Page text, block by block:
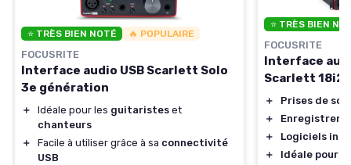
⭐ TRÈS BIEN NOTÉ 🔥 POPULAIRE
FOCUSRITE
Interface audio USB Scarlett Solo
3e génération
＋ Idéale pour les guitaristes et
chanteurs
＋
Facile à utiliser grâce à sa connectivité
USB
⭐ TRÈS BIEN
FOCUSRITE
Interface
Scarlett 18i20
＋
Prises de
＋
＋
Logiciels
＋
Idéale pour